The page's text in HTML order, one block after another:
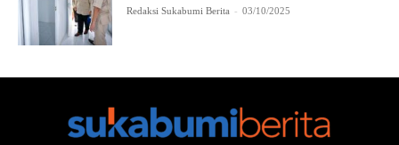
Redaksi Sukabumi Berita - 03/10/2025